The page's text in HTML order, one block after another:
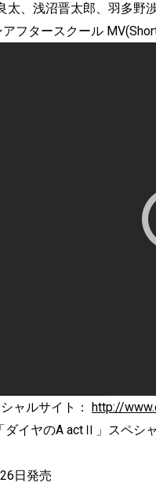
太、浅沼晋太郎、羽多野
フタースクール
ャルサイト：
http://
ダイヤのA actⅡ」スペシ
日発売